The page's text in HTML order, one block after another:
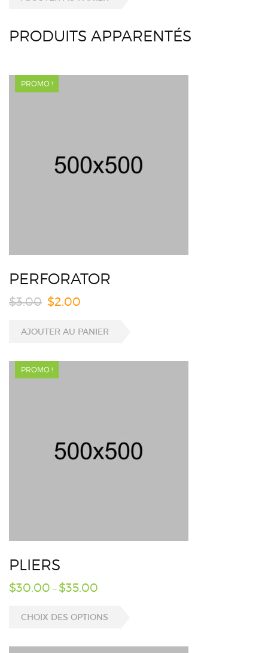
PRODUITS APPARENTÉS
PROMO !
PERFORATOR
$3.00 $2.00
AJOUTER AU PANIER
PROMO !
PLIERS
$30.00 –$35.00
CHOIX DES OPTIONS